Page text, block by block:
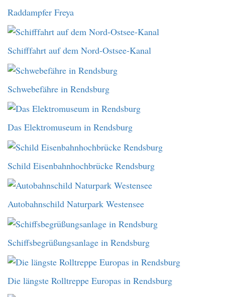
Raddampfer Freya
Schifffahrt auf dem Nord-Ostsee-Kanal
Schwebefähre in Rendsburg
Das Elektromuseum in Rendsburg
Schild Eisenbahnhochbrücke Rendsburg
Autobahnschild Naturpark Westensee
Schiffsbegrüßungsanlage in Rendsburg
Die längste Rolltreppe Europas in Rendsburg